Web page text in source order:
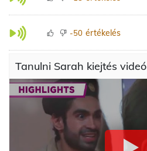
-50 értékelés
Tanulni Sarah kiejtés videó